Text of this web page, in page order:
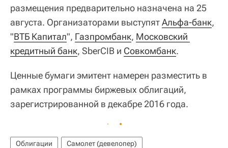
размещения предварительно назначена на 25
августа. Организаторами выступятАльфа-банк,
"ВТБ Капитал", Газпромбанк, Московский
кредитный банк, SberCIB и Совкомбанк.
Ценные бумаги эмитент намерен разместить в
рамках программы биржевых облигаций,
зарегистрированной в декабре 2016 года.
Облигации Самолет (девелопер)